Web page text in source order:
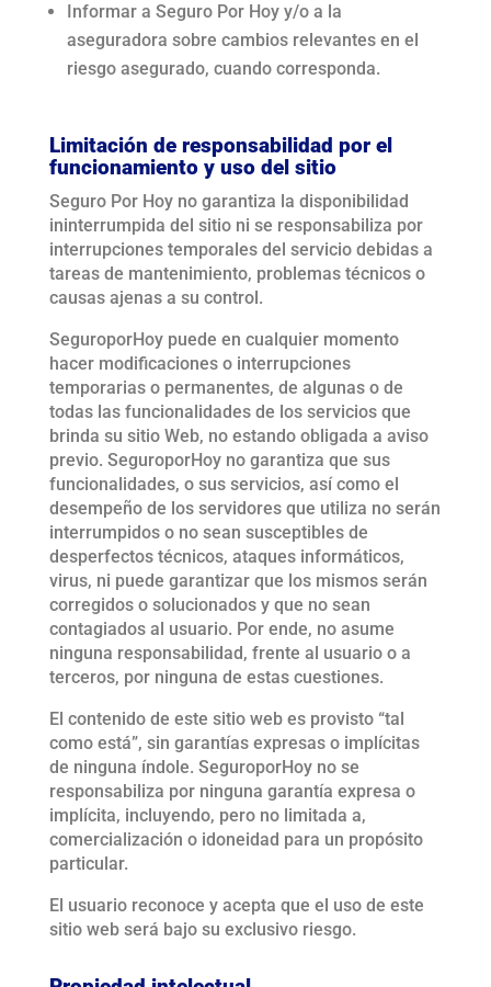
Informar a Seguro Por Hoy y/o a la
aseguradora sobre cambios relevantes en el
riesgo asegurado, cuando corresponda.
Limitación de responsabilidad por el
funcionamiento y uso del sitio
Seguro Por Hoy no garantiza la disponibilidad
ininterrumpida del sitio ni se responsabiliza por
interrupciones temporales del servicio debidas a
tareas de mantenimiento, problemas técnicos o
causas ajenas a su control.
SeguroporHoy puede en cualquier momento
hacer modificaciones o interrupciones
temporarias o permanentes, de algunas o de
todas las funcionalidades de los servicios que
brinda su sitio Web, no estando obligada a aviso
previo. SeguroporHoy no garantiza que sus
funcionalidades, o sus servicios, así como el
desempeño de los servidores que utiliza no serán
interrumpidos o no sean susceptibles de
desperfectos técnicos, ataques informáticos,
virus, ni puede garantizar que los mismos serán
corregidos o solucionados y que no sean
contagiados al usuario. Por ende, no asume
ninguna responsabilidad, frente al usuario o a
terceros, por ninguna de estas cuestiones.
El contenido de este sitio web es provisto “tal
como está”, sin garantías expresas o implícitas
de ninguna índole. SeguroporHoy no se
responsabiliza por ninguna garantía expresa o
implícita, incluyendo, pero no limitada a,
comercialización o idoneidad para un propósito
particular.
El usuario reconoce y acepta que el uso de este
sitio web será bajo su exclusivo riesgo.